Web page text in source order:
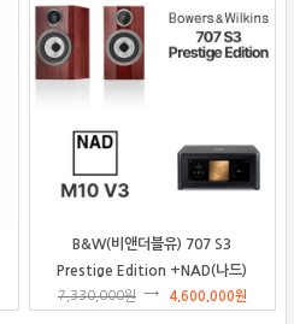
B&W(비앤더블유) 707 S3
Prestige Edition +NAD(나드)
M10 V3 패키지
7,330,000원 4,600,000원